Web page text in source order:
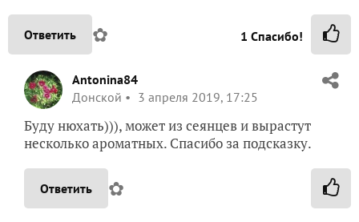
Ответить ✿ 1 Спасибо!
Antonina84
Донской
3 апреля 2019, 17:25
Буду нюхать))), может из сеянцев и вырастут
несколько ароматных. Спасибо за подсказку.
Ответить ✿